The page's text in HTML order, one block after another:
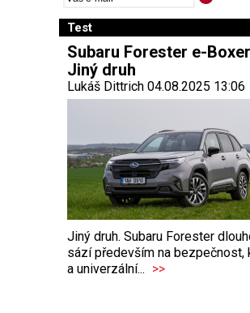
Test
Subaru Forester e-
Jiný druh
Lukáš Dittrich 04.08.2025 13:06
Jiný druh. Subaru Forester
sází především na bezpečnost,
a univerzální... >>